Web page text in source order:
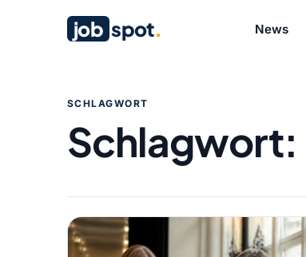
job spot. News
SCHLAGWORT
Schlagwort: